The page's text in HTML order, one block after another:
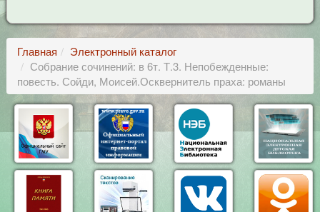
Главная
Электронный каталог
Собрание сочинений: в 6т. Т.3. Непобежденные:
повесть. Сойди, Моисей.Осквернитель праха: романы